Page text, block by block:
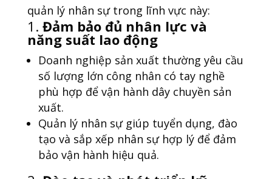
quản lý nhân sự trong lĩnh vực này:
1. Đảm bảo đủ nhân lực và
năng suất lao động
Doanh nghiệp sản xuất thường yêu cầu
số lượng lớn công nhân có tay nghề
phù hợp để vận hành dây chuyền sản
xuất.
Quản lý nhân sự giúp tuyển dụng, đào
tạo và sắp xếp nhân sự hợp lý để đảm
bảo vận hành hiệu quả.